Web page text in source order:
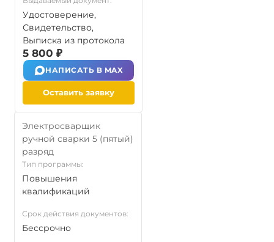
Удостоверение,
Свидетельство,
Выписка из протокола
5 800 ₽
НАПИСАТЬ В MAX
Оставить заявку
Электросварщик
ручной сварки 5 (пятый)
разряд
Тип программы:
Повышения
квалификаций
Срок действия документов:
Бессрочно